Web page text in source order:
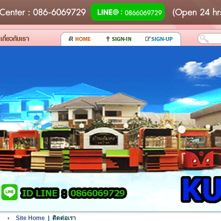
: 086-6069729 (Open 24
Site Home | ติดต่อเรา